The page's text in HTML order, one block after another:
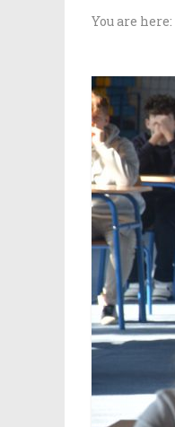
You are here: